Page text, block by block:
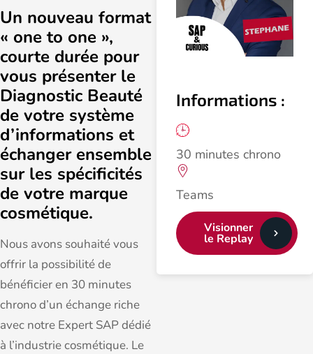
Un nouveau format
« one to one »,
courte durée pour
vous présenter le
Diagnostic Beauté
de votre système
d’informations et
échanger ensemble
sur les spécificités
de votre marque
cosmétique.
Nous avons souhaité vous
offrir la possibilité de
bénéficier en 30 minutes
chrono d’un échange riche
avec notre Expert SAP dédié
à l’industrie cosmétique. Le
Informations :
30 minutes chrono
Teams
Visionner
le Replay